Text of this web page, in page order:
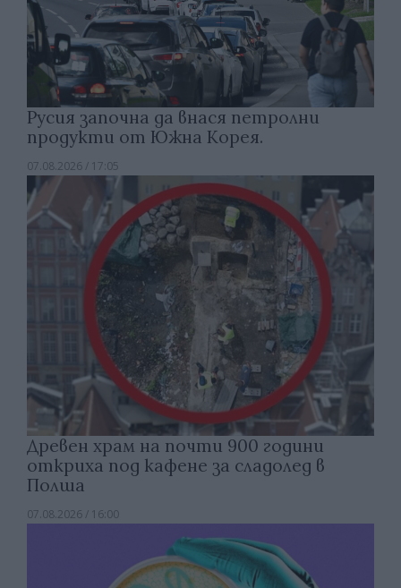
Русия започна да внася петролни
продукти от Южна Корея.
07.08.2026 / 17:05
Древен храм на почти 900 години
откриха под кафене за сладолед в
Полша
07.08.2026 / 16:00